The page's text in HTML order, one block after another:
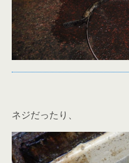
ネジだったり、